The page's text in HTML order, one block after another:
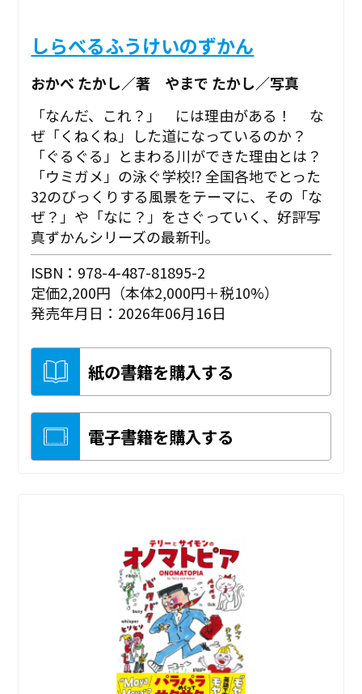
しらべるふうけいのずかん
おかべ たかし／著 やまで たかし／写真
「なんだ、これ？」 には理由がある！ な
ぜ「くねくね」した道になっているのか？
「ぐるぐる」とまわる川ができた理由とは？
「ウミガメ」の泳ぐ学校⁉ 全国各地でとった
32のびっくりする風景をテーマに、その「な
ぜ？」や「なに？」をさぐっていく、好評写
真ずかんシリーズの最新刊。
ISBN：978-4-487-81895-2
定価2,200円（本体2,000円＋税10%）
発売年月日：2026年06月16日
紙の書籍を購入する
電子書籍を購入する